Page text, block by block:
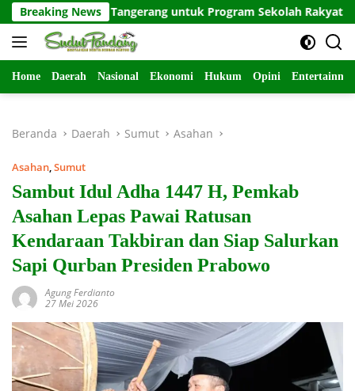
Langsung
ke
konten
Breaking News
Tangerang untuk Program Sekolah Rakyat Rakor
Home Daerah Nasional Ekonomi Hukum Opini
Beranda Daerah Sumut Asahan
Asahan,Sumut
Sambut Idul Adha 1447 H, Pemkab
Asahan Lepas Pawai Ratusan
Kendaraan Takbiran dan Siap Salurkan
Sapi Qurban Presiden Prabowo
Agung Ferdianto
27 Mei 2026